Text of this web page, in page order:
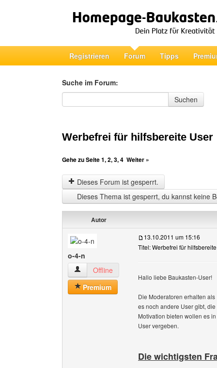
Registrieren Forum Tipps
Suche im Forum:
Suche im Forum
Suchen
Werbefrei für hilfsbereite User
Gehe zu Seite1,2,3,4 Weiter »
Dieses Forum ist gesperrt.
Dieses Thema ist gesperrt, du kannst keine
Autor
o-4-n
o-4-n Benutzer-Profile anzeigen
Offline
Premium
13.10.2011 um 15:16
Titel: Werbefrei für
Hallo liebe Baukasten-User!
Die Moderatoren erhalten
es noch andere User gibt,
Motivation bieten wollen es
User vergeben.
Die wichtigsten